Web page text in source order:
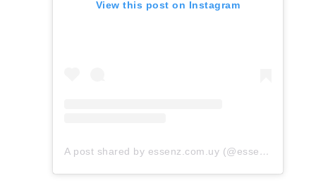
View this post on Instagram
A post shared by essenz.com.uy (@essenz.com.uy)